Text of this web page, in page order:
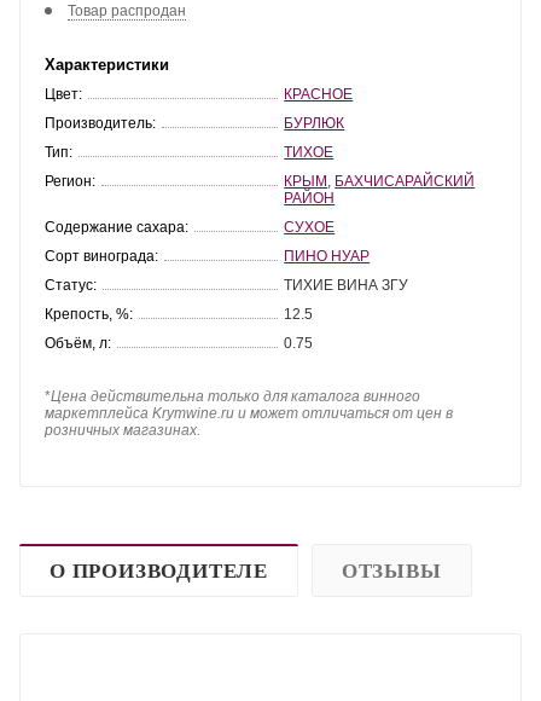
Товар распродан
Характеристики
Цвет:
КРАСНОЕ
Производитель:
БУРЛЮК
Тип:
ТИХОЕ
Регион:
КРЫМ БАХЧИСАРАЙСКИЙ
РАЙОН
Содержание сахара:
СУХОЕ
Сорт винограда:
ПИНО НУАР
Статус:
ТИХИЕ ВИНА ЗГУ
Крепость, %:
12.5
Объём, л:
0.75
*Цена действительна только для каталога винного
маркетплейса Krymwine.ru и может отличаться от цен в
розничных магазинах.
О ПРОИЗВОДИТЕЛЕ ОТЗЫВЫ